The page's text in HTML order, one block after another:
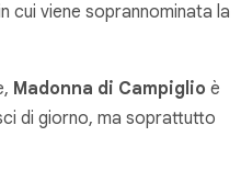
cui viene soprannominata la
Madonna di Campiglio è
di giorno, ma soprattutto